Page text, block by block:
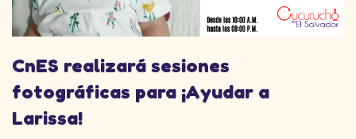
CnES realizará sesiones
fotográficas para ¡Ayudar a
Larissa!